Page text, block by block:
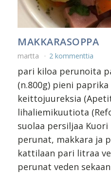
MAKKARASOPPA
martta 2 kommenttia
pari kiloa perunoita
(n.800g) pieni
keittojuureksia
lihaliemikuutiota
suolaa persiljaa
perunat, makkara ja
kattilaan pari litraa
perunat veden